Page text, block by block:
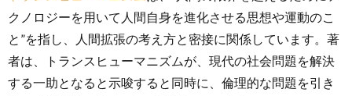
クノロジーを用いて人間自身を進化させる思想や運動のこ
と”を指し、人間拡張の考え方と密接に関係しています。著
者は、トランスヒューマニズムが、現代の社会問題を解決
する一助となると示唆すると同時に、倫理的な問題を引き